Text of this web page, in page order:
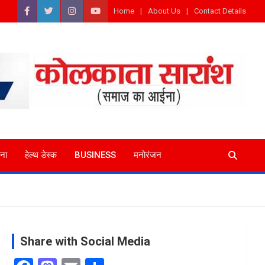
Home About Us Contact Details
हेल्थ डेस्क BUSINESS मनोरंजन
Share with Social Media